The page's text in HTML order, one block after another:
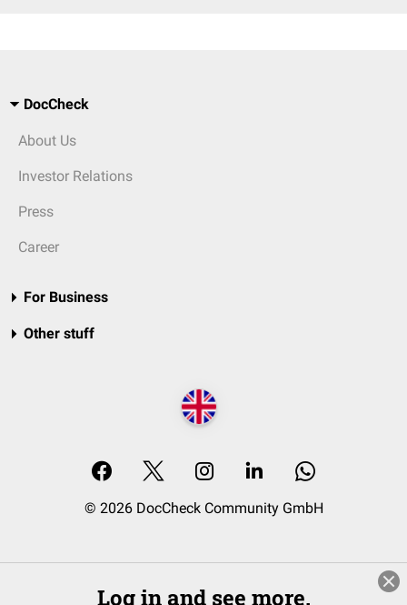
DocCheck
About Us
Investor Relations
Press
Career
For Business
Other stuff
© 2026 DocCheck Community GmbH
Log in and see more.